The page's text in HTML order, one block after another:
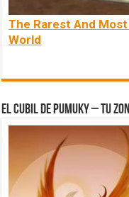
The Rarest And
World
El Cubil de Pumuky – Tu